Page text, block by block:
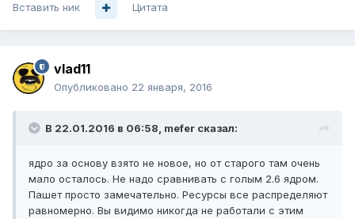
Вставить ник Цитата
vlad11
Опубликовано 22 января, 2016
В 22.01.2016 в 06:58, mefer сказал:
ядро за основу взято не новое, но от старого там очень
мало осталось. Не надо сравнивать с голым 2.6 ядром.
Пашет просто замечательно. Ресурсы все распределяют
равномерно. Вы видимо никогда не работали с этим